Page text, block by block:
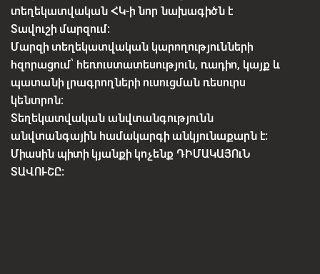
տեղեկատվական ՀԿ-ի նոր նախագիծն է
Տավուշի մարզում:
Մարզի տեղեկատվական կարողությունների
հզորացում՝ հեռուստատեսություն, ռադիո, կայք և
պատանի լրագրողների ուսուցման ռեսուրս
կենտրոն:
Տեղեկատվական անվտանգությունն
անվտանգային համակարգի անկյունաքարն է:
Միասին պիտի կյանքի կոչենք ԴԻՄԱԿԱՅՈւՆ
ՏԱՎՈՒՇԸ: